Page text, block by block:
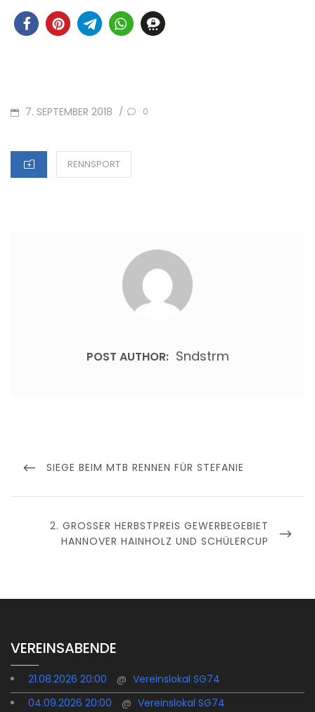
POSTED
7. SEPTEMBER 2018 / 0
CATEGORIES
RENNSPORT
POST AUTHOR: Sndstrm
PREVIOUS
SIEGE BEIM MTB RENNEN FÜR STEFANIE
NEXT
POST
2. GROSSER HERBSTPREIS GEWERBEGEBIET
HANNOVER HAINHOLZ UND SCHÜLERCUP
VEREINSABENDE
21.08.2026 20:00 @ Vereinslokal SG74
04.09.2026 20:00
@ Vereinslokal SG74